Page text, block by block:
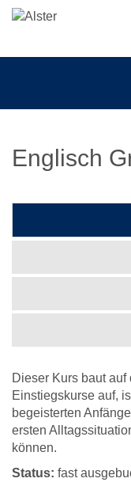
Englisch
Dieser Kurs baut
Einstiegskurse auf,
begeisterten
ersten
können.
Status: fast